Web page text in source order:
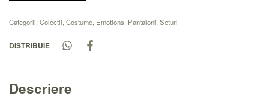
Categorii: Colecții Costume Emotions Pantaloni Seturi
DISTRIBUIE
Descriere